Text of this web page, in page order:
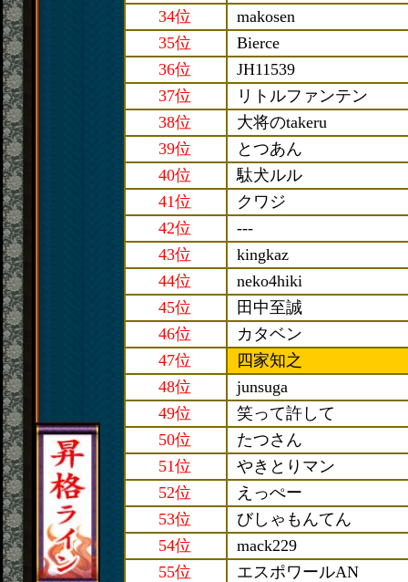
34位
makosen
35位
Bierce
36位
JH11539
37位
リトルファンテン
38位
大将のtakeru
39位
とつあん
40位
駄犬ルル
41位
クワジ
42位
---
43位
kingkaz
44位
neko4hiki
45位
田中至誠
46位
カタベン
47位
四家知之
48位
junsuga
49位
笑って許して
50位
たつさん
51位
やきとりマン
52位
えっぺー
53位
びしゃもんてん
54位
mack229
55位
エスポワールAN